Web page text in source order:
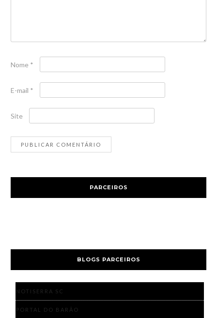
Nome *
E-mail *
Site
PARCEIROS
BLOGS PARCEIROS
NOTISERRA SC
PORTAL DO BARÃO